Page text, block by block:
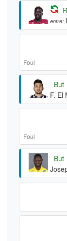
entre:
Foul
But
F. El
Foul
But